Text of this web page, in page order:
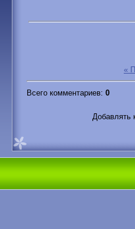
«
Всего комментариев: 0
Добавлять